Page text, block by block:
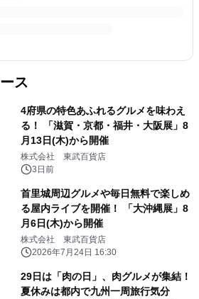
ス
4府県の特色あふれるグルメを味わえ
る！ 「滋賀・京都・福井・大阪展」8
月13日(木)から開催
株式会社 東武百貨店
3日前
首里城周辺グルメや毎日無料で楽しめ
る屋内ライブを開催！ 「大沖縄展」8
月6日(木)から開催
株式会社 東武百貨店
2026年7月24日 16:30
29日は「肉の日」、肉グルメが集結！
夏休みは都内で九州一周旅行気分